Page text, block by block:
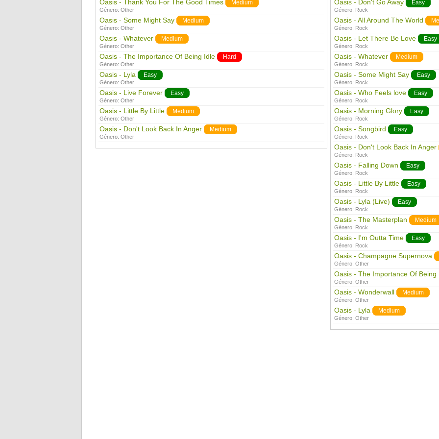
Oasis - Thank You For The Good Times Medium
Género: Other
Oasis - Some Might Say Medium
Género: Other
Oasis - Whatever Medium
Género: Other
Oasis - The Importance Of Being Idle Hard
Género: Other
Oasis - Lyla Easy
Género: Other
Oasis - Live Forever Easy
Género: Other
Oasis - Little By Little Medium
Género: Other
Oasis - Don't Look Back In Anger Medium
Género: Other
Oasis - Don't Go Away Easy
Género: Rock
Oasis - All Around The World
Género: Rock
Oasis - Let There Be Love Easy
Género: Rock
Oasis - Whatever Medium
Género: Rock
Oasis - Some Might Say Easy
Género: Rock
Oasis - Who Feels love Easy
Género: Rock
Oasis - Morning Glory Easy
Género: Rock
Oasis - Songbird Easy
Género: Rock
Oasis - Don't Look Back In Anger
Género: Rock
Oasis - Falling Down Easy
Género: Rock
Oasis - Little By Little Easy
Género: Rock
Oasis - Lyla (Live) Easy
Género: Rock
Oasis - The Masterplan Medium
Género: Rock
Oasis - I'm Outta Time Easy
Género: Rock
Oasis - Champagne Supernova
Género: Other
Oasis - The Importance Of Being
Género: Other
Oasis - Wonderwall Medium
Género: Other
Oasis - Lyla Medium
Género: Other